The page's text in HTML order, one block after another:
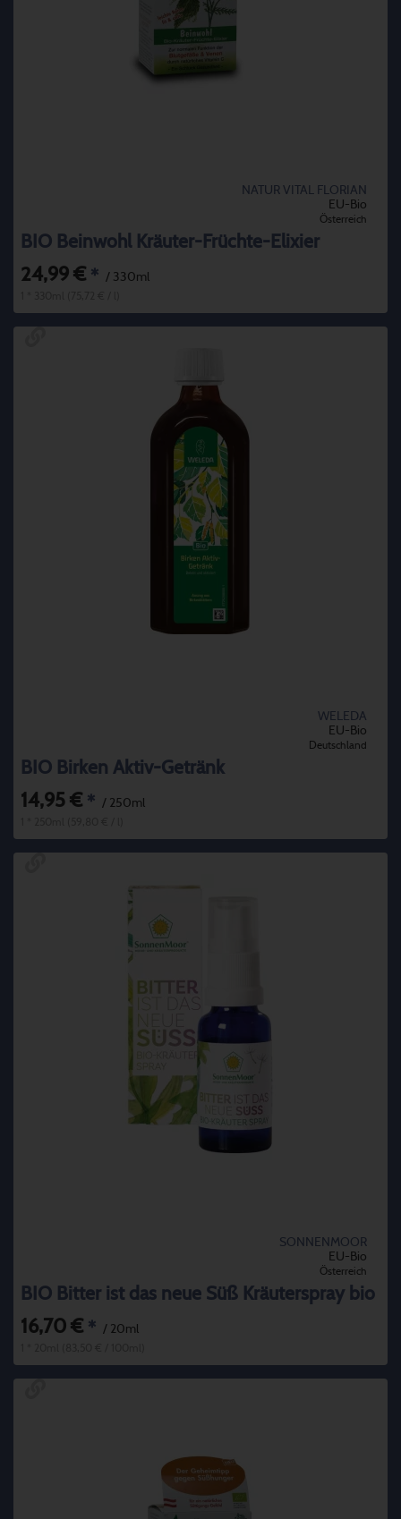
NATUR VITAL FLORIAN
EU-Bio
Österreich
BIO Beinwohl Kräuter-Früchte-Elixier
24,99 € * / 330ml
WELEDA
EU-Bio
Deutschland
BIO Birken Aktiv-Getränk
14,95 € * / 250ml
SONNENMOOR
EU-Bio
Österreich
BIO Bitter ist das neue Süß Kräuterspray bio
16,70 € * / 20ml